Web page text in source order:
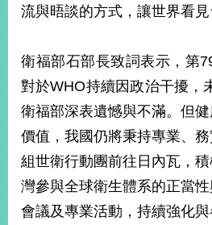
政
府
網
站
資
料
開
放
流與晤談的方式，讓世界看見
衛福部石部長致詞表示，第
對於WHO持續因政治干擾，
衛福部深表遺憾與不滿。但
價值，我國仍將秉持專業、
組世衛行動團前往日內瓦，
灣參與全球衛生體系的正當
會議及專業活動，持續強化